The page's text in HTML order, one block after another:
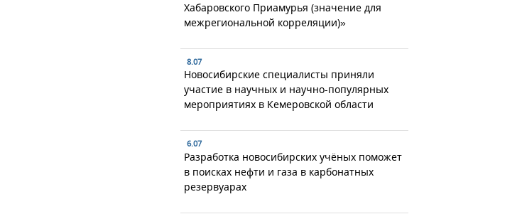
Хабаровского Приамурья (значение для
межрегиональной корреляции)»
8.07
Новосибирские специалисты приняли
участие в научных и научно-популярных
мероприятиях в Кемеровской области
6.07
Разработка новосибирских учёных поможет
в поисках нефти и газа в карбонатных
резервуарах